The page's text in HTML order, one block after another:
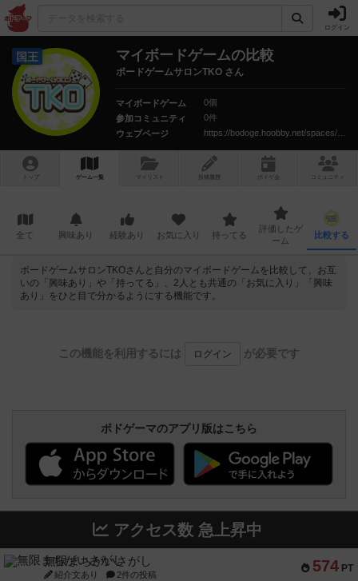
ログイン
国王 マイボードゲームの比較
ボードゲームサロンTKO さん
マイボードゲーム
0個
参加コミュニティ
0件
ウェブページ
トップ ゲーム一覧 マイリスト 投稿履歴 ボ ドゲ コミュニティ
全て 興味あり 経験あり お気に入り 持ってる
評価したゲ
ーム
比較する
ボードゲームサロンTKOさんと自分のマイボードゲームを比較して、お互
いの「興味あり」や「持ってる」、2人とも共通の「お気に入り」「興味
あり」をひと目で分かるようにする機能です。
この機能を利用するには ログイン が必要です
ボドゲーマのアプリ版はこちら
アクセス数 急上昇中
574 PT
無限まちがいさがし
紹介文あり 2件の投稿